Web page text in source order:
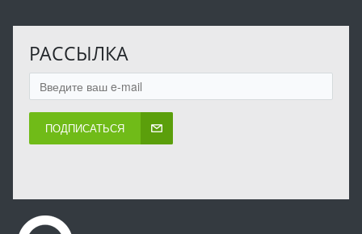
РАССЫЛКА
ПОДПИСАТЬСЯ